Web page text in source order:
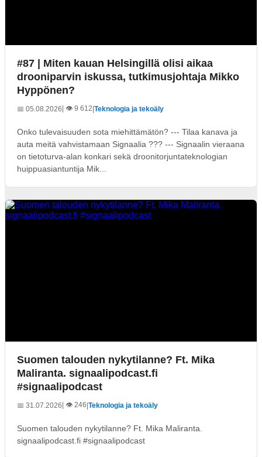
#87 | Miten kauan Helsingillä olisi aikaa
drooniparvin iskussa, tutkimusjohtaja Mikko
Hyppönen?
📅 05.08.2026| 👁️ 9 612 Teknologia ja tekoäly
Onko tulevaisuuden sota miehittämätön? --- Tilaa kanava ja
auta meitä vahvistamaan Signaalia ??? --- Signaalin vieraana
on tietoturva-alan konkari sekä droonitorjuntateknologian
huippuasiantuntija Mik...
Suomen talouden nykytilanne? Ft. Mika
Maliranta. signaalipodcast.fi
#signaalipodcast
📅 31.07.2026| 👁️ 246 Teknologia ja tekoäly
Suomen talouden nykytilanne? Ft. Mika Maliranta.
signaalipodcast.fi #signaalipodcast